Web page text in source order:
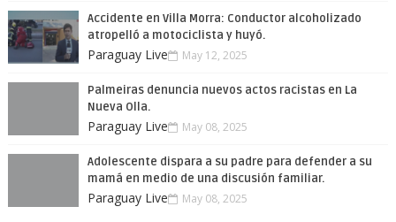
Accidente en Villa Morra: Conductor alcoholizado
atropelló a motociclista y huyó.
Paraguay Live May 12, 2025
Palmeiras denuncia nuevos actos racistas en La
Nueva Olla.
Paraguay Live May 08, 2025
Adolescente dispara a su padre para defender a su
mamá en medio de una discusión familiar.
Paraguay Live May 08, 2025